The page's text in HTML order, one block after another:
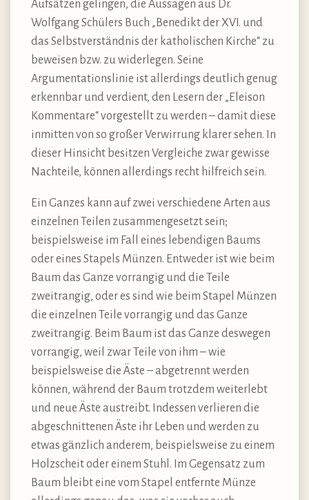
Aufsätzen gelingen, die Aussagen aus Dr.
Wolfgang Schülers Buch „Benedikt der XVI. und
das Selbstverständnis der katholischen Kirche“ zu
beweisen bzw. zu widerlegen. Seine
Argumentationslinie ist allerdings deutlich genug
erkennbar und verdient, den Lesern der „Eleison
Kommentare“ vorgestellt zu werden – damit diese
inmitten von so großer Verwirrung klarer sehen. In
dieser Hinsicht besitzen Vergleiche zwar gewisse
Nachteile, können allerdings recht hilfreich sein.
Ein Ganzes kann auf zwei verschiedene Arten aus
einzelnen Teilen zusammengesetzt sein;
beispielsweise im Fall eines lebendigen Baums
oder eines Stapels Münzen. Entweder ist wie beim
Baum das Ganze vorrangig und die Teile
zweitrangig, oder es sind wie beim Stapel Münzen
die einzelnen Teile vorrangig und das Ganze
zweitrangig. Beim Baum ist das Ganze deswegen
vorrangig, weil zwar Teile von ihm – wie
beispielsweise die Äste – abgetrennt werden
können, während der Baum trotzdem weiterlebt
und neue Äste austreibt. Indessen verlieren die
abgeschnittenen Äste ihr Leben und werden zu
etwas gänzlich anderem, beispielsweise zu einem
Holzscheit oder einem Stuhl. Im Gegensatz zum
Baum bleibt eine vom Stapel entfernte Münze